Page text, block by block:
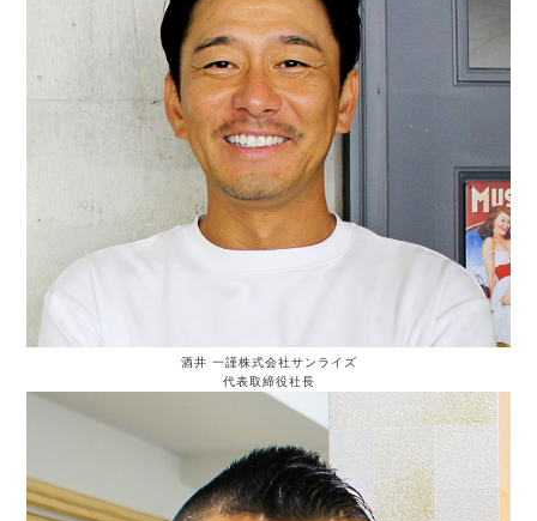
酒井 一謹株式会社サンライズ
代表取締役社長